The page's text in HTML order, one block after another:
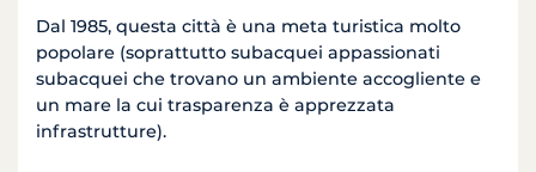
Dal 1985, questa città è una meta turistica molto
popolare (soprattutto subacquei appassionati
subacquei che trovano un ambiente accogliente e
un mare la cui trasparenza è apprezzata
infrastrutture).